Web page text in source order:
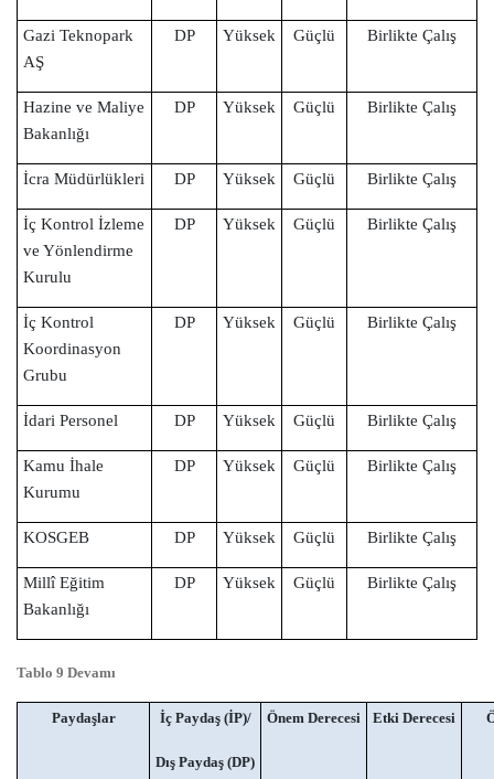
Gazi Teknopark
AŞ
DP Yüksek Güçlü Birlikte Çalış
Hazine ve Maliye
Bakanlığı
DP Yüksek Güçlü Birlikte Çalış
İcra Müdürlükleri DP Yüksek Güçlü Birlikte Çalış
İç Kontrol İzleme
ve Yönlendirme
Kurulu
DP Yüksek Güçlü Birlikte Çalış
İç Kontrol
Koordinasyon
Grubu
DP Yüksek Güçlü Birlikte Çalış
İdari Personel DP Yüksek Güçlü Birlikte Çalış
Kamu İhale
Kurumu
DP Yüksek Güçlü Birlikte Çalış
KOSGEB DP Yüksek Güçlü Birlikte Çalış
Millî Eğitim
Bakanlığı
DP Yüksek Güçlü Birlikte Çalış
Tablo 9 Devamı
Paydaşlar İç Paydaş (İP)/
Dış Paydaş (DP)
Önem Derecesi Etki Derecesi